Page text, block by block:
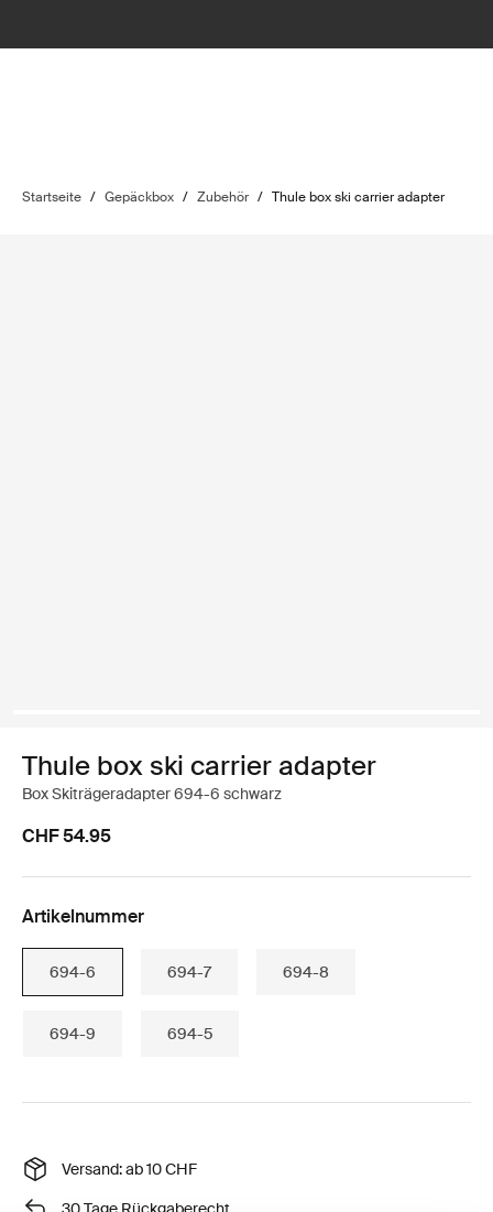
Startseite / Gepäckbox / Zubehör / Thule box ski carrier adapter
Thule box ski carrier adapter
Box Skiträgeradapter 694-6 schwarz
CHF 54.95
Artikelnummer
694-6 694-7 694-8
694-9 694-5
Versand: ab 10 CHF